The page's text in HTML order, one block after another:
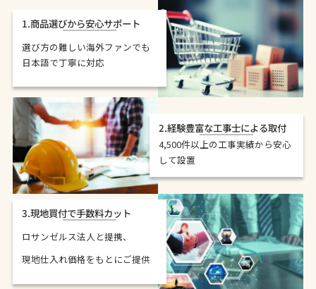
1.商品選びから安心サポート
選び方の難しい海外ファンでも
日本語で丁寧に対応
2.経験豊富な工事士による取付
4,500件以上の工事実績から安心
して設置
3.現地買付で手数料カット
ロサンゼルス法人と提携、
現地仕入れ価格をもとにご提供